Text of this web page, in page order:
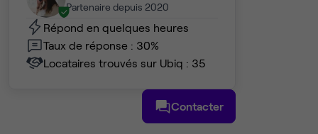
Partenaire depuis 2020
Répond en quelques heures
Taux de réponse : 30%
Locataires trouvés sur Ubiq : 35
Contacter